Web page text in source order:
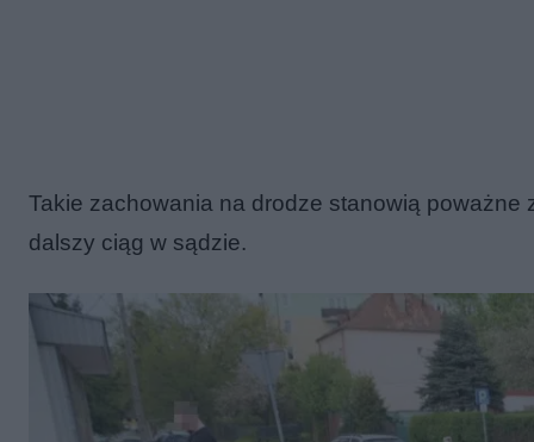
Takie zachowania na drodze stanowią poważne
dalszy ciąg w sądzie.